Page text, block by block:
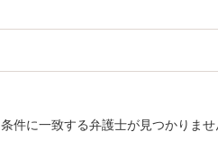
条件に一致する弁護士が見つかりませ